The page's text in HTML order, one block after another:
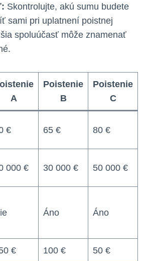
Skontrolujte, akú sumu budete
sami pri uplatnení poistnej
spoluúčasť môže znamenať
A
Poistenie
B
Poistenie
C
€ 65 € 80 €
000 € 30 000 € 50 000 €
Áno Áno
€ 100 € 50 €